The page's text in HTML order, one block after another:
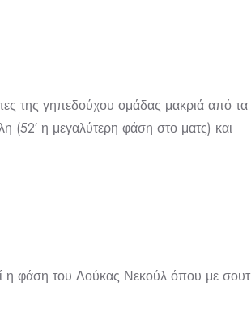
της γηπεδούχου ομάδας μακριά από τα
(52′ η μεγαλύτερη φάση στο ματς) και
η φάση του Λούκας Νεκούλ όπου με σουτ